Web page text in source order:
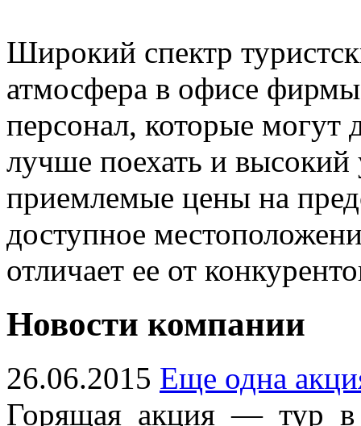
Широкий спектр
атмосфера в офисе
персонал, которые могут
лучше поехать и высокий
приемлемые цены на
доступное
отличает ее от
Новости компании
26.06.2015 Еще одна
Горящая акция — тур в